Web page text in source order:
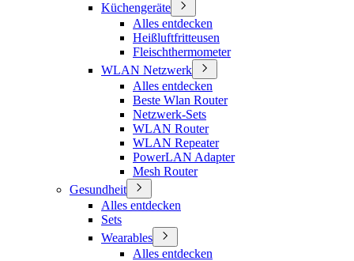
Küchengeräte
Alles entdecken
Heißluftfritteusen
Fleischthermometer
WLAN Netzwerk
Alles entdecken
Beste Wlan Router
Netzwerk-Sets
WLAN Router
WLAN Repeater
PowerLAN Adapter
Mesh Router
Gesundheit
Alles entdecken
Sets
Wearables
Alles entdecken